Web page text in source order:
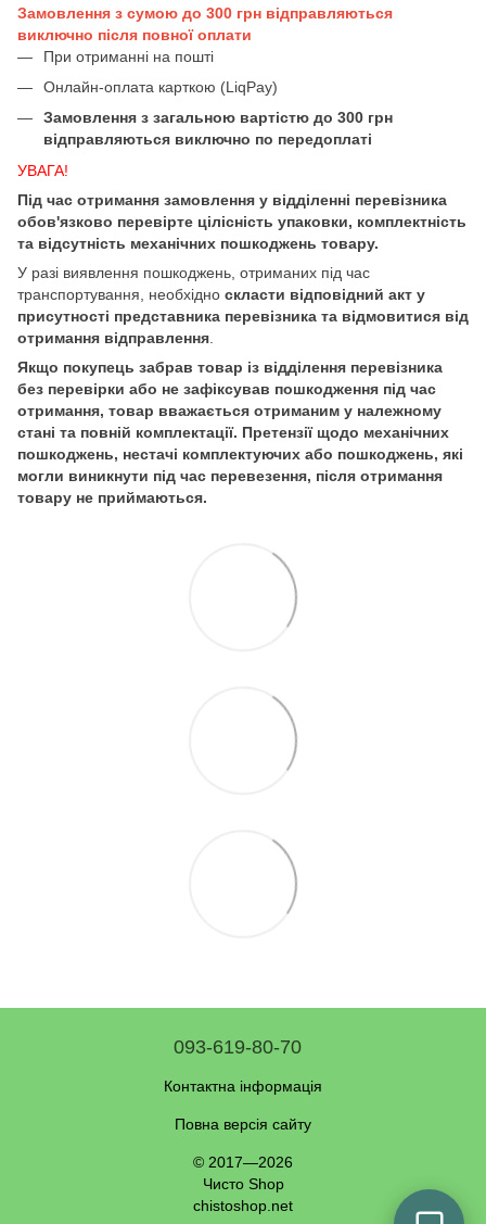
Замовлення з сумою до 300 грн відправляються
виключно після повної оплати
При отриманні на пошті
Онлайн-оплата карткою (LiqPay)
Замовлення з загальною вартістю до 300 грн
відправляються виключно по передоплаті
УВАГА!
Під час отримання замовлення у відділенні перевізника
обов'язково перевірте цілісність упаковки, комплектність
та відсутність механічних пошкоджень товару.
У разі виявлення пошкоджень, отриманих під час
транспортування, необхідно скласти відповідний акт у
присутності представника перевізника та відмовитися від
отримання відправлення
Якщо покупець забрав товар із відділення перевізника
без перевірки або не зафіксував пошкодження під час
отримання, товар вважається отриманим у належному
стані та повній комплектації. Претензії щодо механічних
пошкоджень, нестачі комплектуючих або пошкоджень, які
могли виникнути під час перевезення, після отримання
товару не приймаються.
093-619-80-70
Контактна інформація
Повна версія сайту
© 2017—2026
Чисто Shop
chistoshop.net